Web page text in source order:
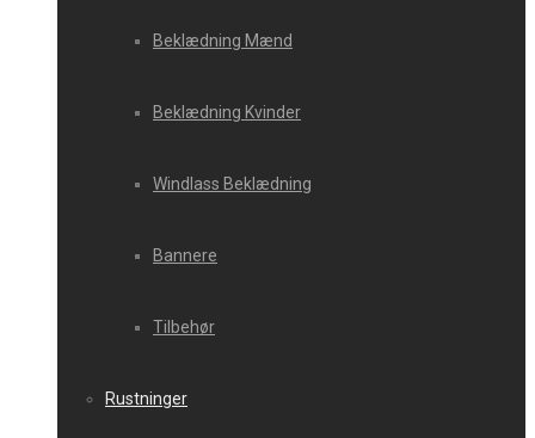
Beklædning Mænd
Beklædning Kvinder
Windlass Beklædning
Bannere
Tilbehør
Rustninger